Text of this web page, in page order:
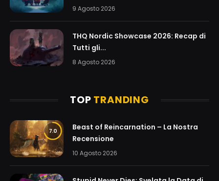
9 Agosto 2026
THQ Nordic Showcase 2026: Recap di
Tutti gli...
8 Agosto 2026
TOP TRANDING
7.0
Beast of Reincarnation – La Nostra
Recensione
10 Agosto 2026